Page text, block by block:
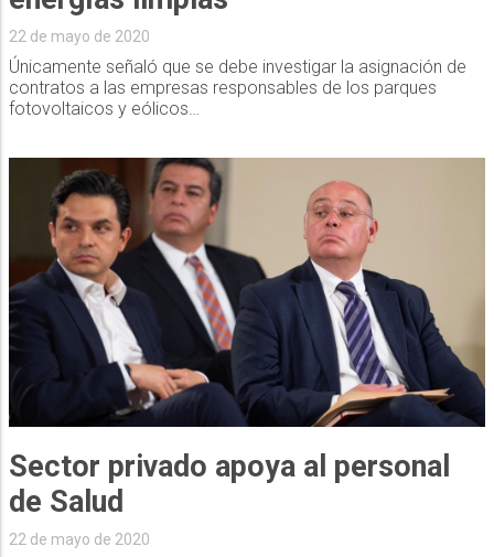
22 de mayo de 2020
Únicamente señaló que se debe investigar la asignación de
contratos a las empresas responsables de los parques
fotovoltaicos y eólicos…
Sector privado apoya al personal
de Salud
22 de mayo de 2020